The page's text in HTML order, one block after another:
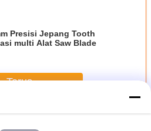
Presisi Jepang Tooth
multi Alat Saw Blade
Terus